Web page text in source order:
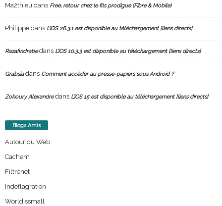
Ma2thieu dans Free, retour chez le fils prodigue (Fibre & Mobile)
Philippe dans L’iOS 26.3.1 est disponible au téléchargement [liens directs]
Razafindrabedans L’iOS 10.3.3 est disponible au téléchargement [liens directs]
Grabsiadans Comment accéder au presse-papiers sous Android ?
Zohoury Alexandredans L’iOS 15 est disponible au téléchargement [liens directs]
Blogs Amis
Autour du Web
Cachem
Filtrenet
Indeflagration
Worldissmall